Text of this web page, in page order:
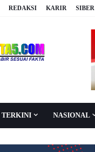
REDAKSI KARIR SIBER
TERKINI NASIONAL